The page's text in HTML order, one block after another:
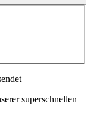
superschnellen